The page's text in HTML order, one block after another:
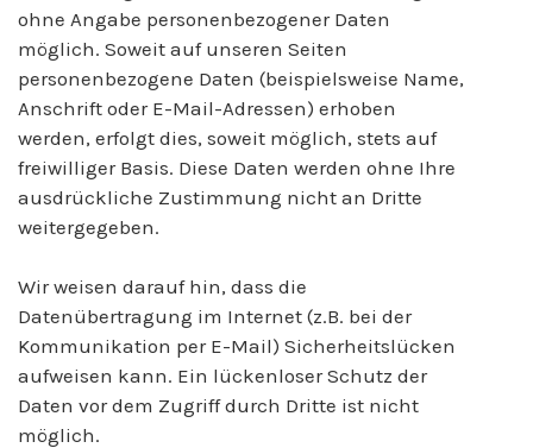
ohne Angabe personenbezogener Daten
möglich. Soweit auf unseren Seiten
personenbezogene Daten (beispielsweise Name,
Anschrift oder E-Mail-Adressen) erhoben
werden, erfolgt dies, soweit möglich, stets auf
freiwilliger Basis. Diese Daten werden ohne Ihre
ausdrückliche Zustimmung nicht an Dritte
weitergegeben.
Wir weisen darauf hin, dass die
Datenübertragung im Internet (z.B. bei der
Kommunikation per E-Mail) Sicherheitslücken
aufweisen kann. Ein lückenloser Schutz der
Daten vor dem Zugriff durch Dritte ist nicht
möglich.